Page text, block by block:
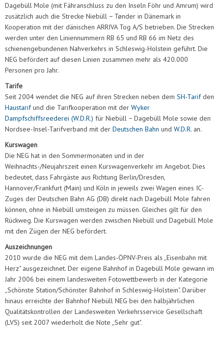
Dagebüll Mole (mit Fähranschluss zu den Inseln Föhr und Amrum) wird
zusätzlich auch die Strecke Niebüll − Tønder in Dänemark in
Kooperation mit der dänischen ARRIVA Tog A/S betrieben. Die Strecken
werden unter den Liniennummern RB 65 und RB 66 im Netz des
schienengebundenen Nahverkehrs in Schleswig-Holstein geführt. Die
NEG befördert auf diesen Linien zusammen mehr als 420.000
Personen pro Jahr.
Tarife
Seit 2004 wendet die NEG auf ihren Strecken neben dem SH-Tarifden
Haustarifund die Tarifkooperation mit der Wyker
Dampfschiffsreederei (W.D.R.) für Niebüll − Dagebüll Mole sowie den
Nordsee-Insel-Tarifverband mit der Deutschen Bahn und W.D.R. an.
Kurswagen
Die NEG hat in den Sommermonaten und in der
Weihnachts-/Neujahrszeit einen Kurswagenverkehr im Angebot. Dies
bedeutet, dass Fahrgäste aus Richtung Berlin/Dresden,
Hannover/Frankfurt (Main) und Köln in jeweils zwei Wagen eines IC-
Zuges der Deutschen Bahn AG (DB) direkt nach Dagebüll Mole fahren
können, ohne in Niebüll umsteigen zu müssen. Gleiches gilt für den
Rückweg. Die Kurswagen werden zwischen Niebüll und Dagebüll Mole
mit den Zügen der NEG befördert.
Auszeichnungen
2010 wurde die NEG mit dem Landes-ÖPNV-Preis als „Eisenbahn mit
Herz" ausgezeichnet. Der eigene Bahnhof in Dagebüll Mole gewann im
Jahr 2006 bei einem landesweiten Fotowettbewerb in der Kategorie
„Schönste Station/Schönster Bahnhof in Schleswig-Holstein". Darüber
hinaus erreichte der Bahnhof Niebüll NEG bei den halbjährlichen
Qualitätskontrollen der Landesweiten Verkehrsservice Gesellschaft
(LVS) seit 2007 wiederholt die Note „Sehr gut".